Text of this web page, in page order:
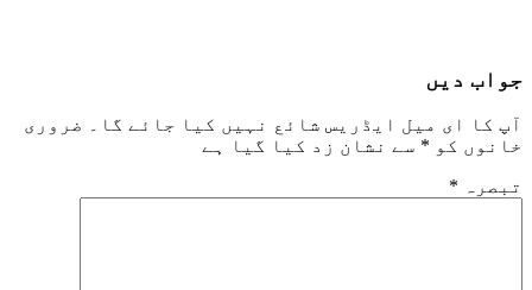
جواب دیں
آپ کا ای میل ایڈریس شائع نہیں کیا جائے گا۔
ضروری
خانوں کو * سے نشان زد کیا گیا ہے
تبصرہ *